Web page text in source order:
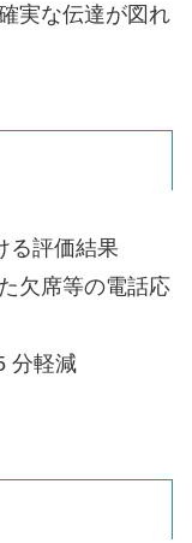
実な伝達が図れ
る評価結果
欠席等の電話応
分軽減